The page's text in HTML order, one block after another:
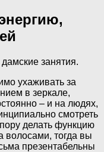
занятия.
ухаживать за
в зеркале,
– и на людях,
смотреть
делать функцию
волосами, тогда вы
презентабельны